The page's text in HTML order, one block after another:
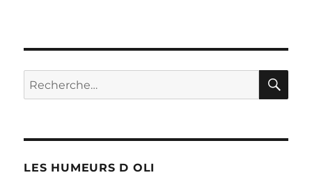
Recherche
pour :
LES HUMEURS D OLI